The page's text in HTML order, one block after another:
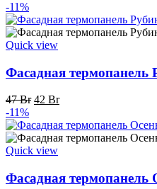
составляла
47 Br.
42 Br.
-11%
Quick view
Фасадная термопанель
47Br Первоначальная
составляла
47 Br.
42 BrТекущая
42 Br.
-11%
Quick view
Фасадная термопанель